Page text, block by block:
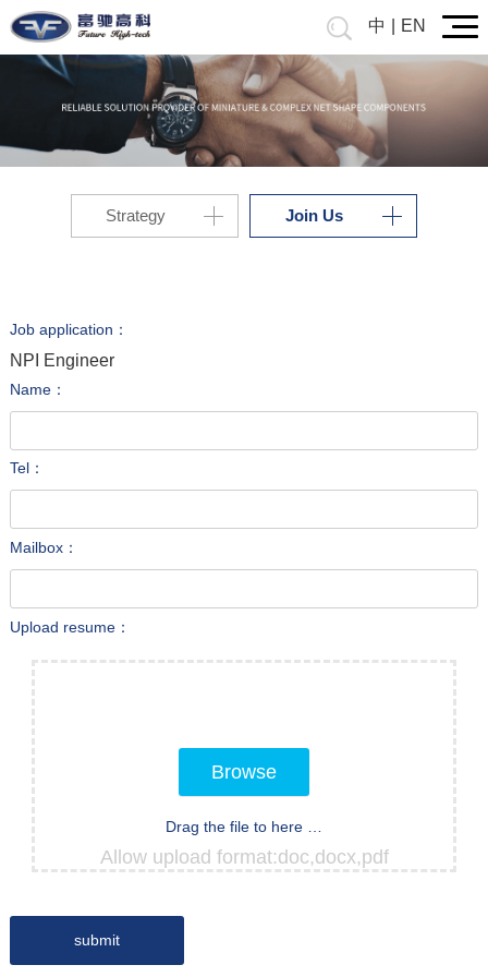
中 EN
Strategy Join Us
Job application：
NPI Engineer
Name：
Tel：
Mailbox：
Upload resume：
Browse
Drag the file to here …
Allow upload format:doc,docx,pdf